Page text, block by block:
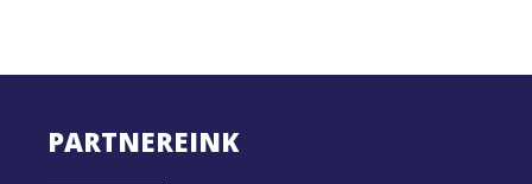
PARTNEREINK